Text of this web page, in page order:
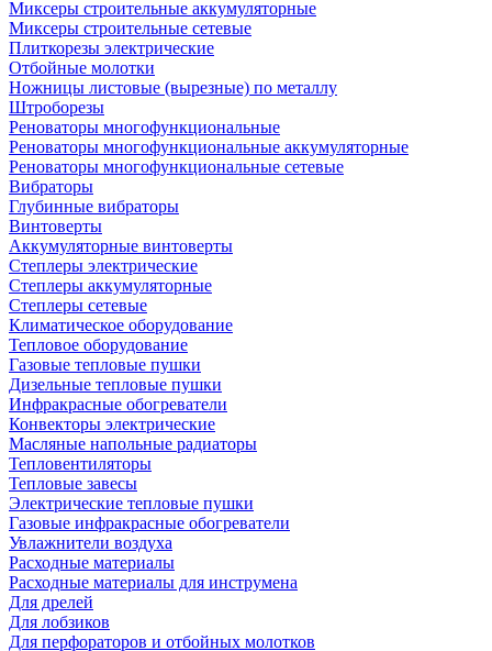
Миксеры строительные аккумуляторные
Миксеры строительные сетевые
Плиткорезы электрические
Отбойные молотки
Ножницы листовые (вырезные) по металлу
Штроборезы
Реноваторы многофункциональные
Реноваторы многофункциональные аккумуляторные
Реноваторы многофункциональные сетевые
Вибраторы
Глубинные вибраторы
Винтоверты
Аккумуляторные винтоверты
Степлеры электрические
Степлеры аккумуляторные
Степлеры сетевые
Климатическое оборудование
Тепловое оборудование
Газовые тепловые пушки
Дизельные тепловые пушки
Инфракрасные обогреватели
Конвекторы электрические
Масляные напольные радиаторы
Тепловентиляторы
Тепловые завесы
Электрические тепловые пушки
Газовые инфракрасные обогреватели
Увлажнители воздуха
Расходные материалы
Расходные материалы для инструмена
Для дрелей
Для лобзиков
Для перфораторов и отбойных молотков